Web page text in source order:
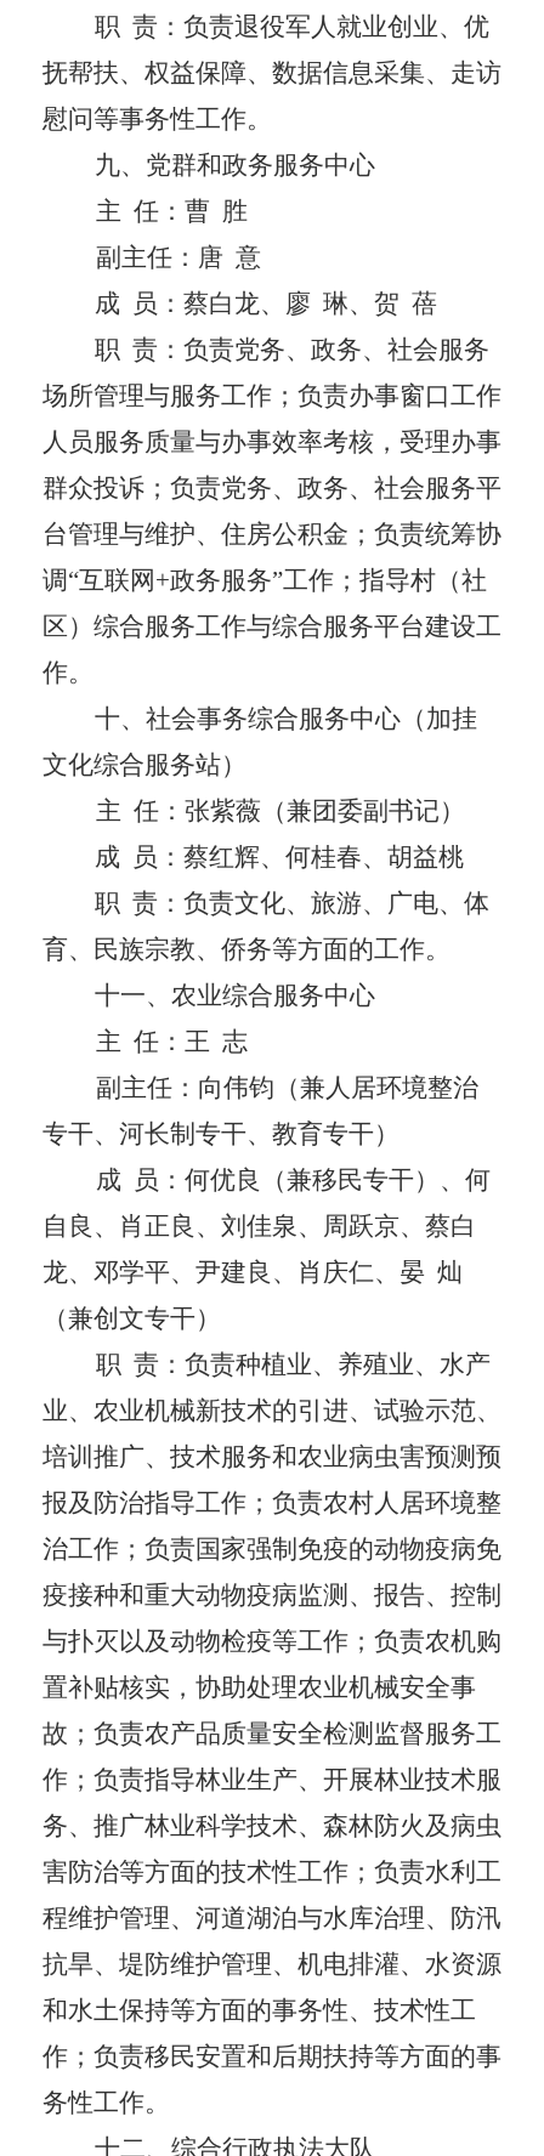
职 责：负责退役军人就业创业、优
抚帮扶、权益保障、数据信息采集、走访
慰问等事务性工作。
九、 党群和政务服务中心
主 任： 曹 胜
副主任：唐 意
成
员： 蔡白龙、廖 琳、贺 蓓
职 责：负责党务、政务、社会服务
场所管理与服务工作；负责办事窗口工作
人员服务质量与办事效率考核，受理办事
群众投诉；负责党务、政务、社会服务平
台管理与维护、住房公积金；负责统筹协
调“互联网+政务服务”工作；指导村（社
区）综合服务工作与综合服务平台建设工
作。
十、 社会事务综合服务中心（加挂
文化综合服务站）
主 任 ： 张紫薇 （兼团委副书记）
成
员： 蔡红辉、何桂春、胡益桃
职 责：负责文化、旅游、广电、体
育、民族宗教、侨务等方面的工作。
十一、 农业综合服务中心
主 任 ： 王 志
副主任： 向伟钧 （兼人居环境整治
专干、河长制专干、 教育专干）
成
员： 何优良（兼移民专干）、何
自良、肖正良、刘佳泉、周跃京、蔡白
龙、邓学平、尹建良、肖庆仁、晏 灿
（兼创文专干）
职 责：负责种植业、养殖业、水产
业、农业机械新技术的引进、试验示范、
培训推广、技术服务和农业病虫害预测预
报及防治指导工作；负责农村人居环境整
治工作；负责国家强制免疫的动物疫病免
疫接种和重大动物疫病监测、报告、控制
与扑灭以及动物检疫等工作；负责农机购
置补贴核实，协助处理农业机械安全事
故；负责农产品质量安全检测监督服务工
作；负责指导林业生产、开展林业技术服
务、推广林业科学技术、森林防火及病虫
害防治等方面的技术性工作；负责水利工
程维护管理、河道湖泊与水库治理、防汛
抗旱、堤防维护管理、机电排灌、水资源
和水土保持等方面的事务性、技术性工
作；负责移民安置和后期扶持等方面的事
务性工作。
十二、 综合行政执法大队